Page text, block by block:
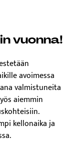
vuonna!
avoimessa
valmistuneita
aiemmin
kellonaika ja